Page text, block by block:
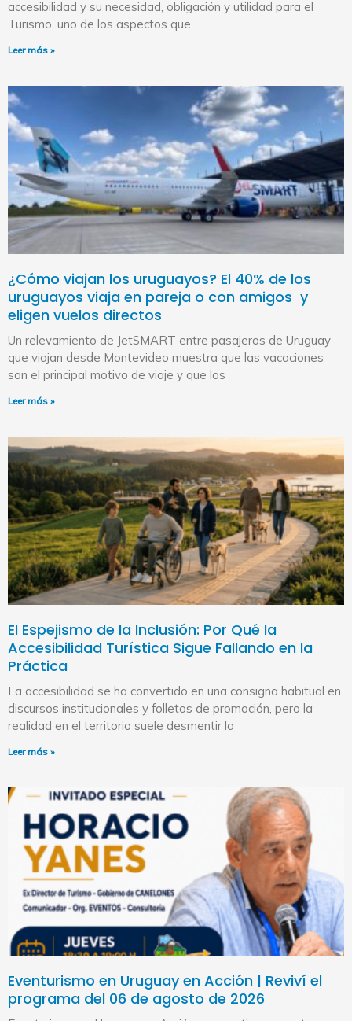
accesibilidad y su necesidad, obligación y utilidad para el
Turismo, uno de los aspectos que
Leer más »
¿Cómo viajan los uruguayos? El 40% de los
uruguayos viaja en pareja o con amigos y
eligen vuelos directos
Un relevamiento de JetSMART entre pasajeros de Uruguay
que viajan desde Montevideo muestra que las vacaciones
son el principal motivo de viaje y que los
Leer más »
El Espejismo de la Inclusión: Por Qué la
Accesibilidad Turística Sigue Fallando en la
Práctica
La accesibilidad se ha convertido en una consigna habitual en
discursos institucionales y folletos de promoción, pero la
realidad en el territorio suele desmentir la
Leer más »
Eventurismo en Uruguay en Acción | Reviví el
programa del 06 de agosto de 2026